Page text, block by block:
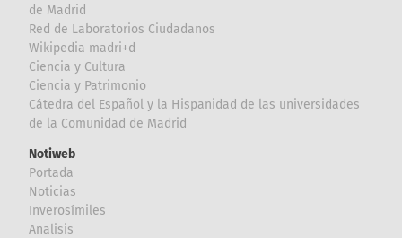
de Madrid
Red de Laboratorios Ciudadanos
Wikipedia madri+d
Ciencia y Cultura
Ciencia y Patrimonio
Cátedra del Español y la Hispanidad de las universidades
de la Comunidad de Madrid
Notiweb
Portada
Noticias
Inverosímiles
Analisis